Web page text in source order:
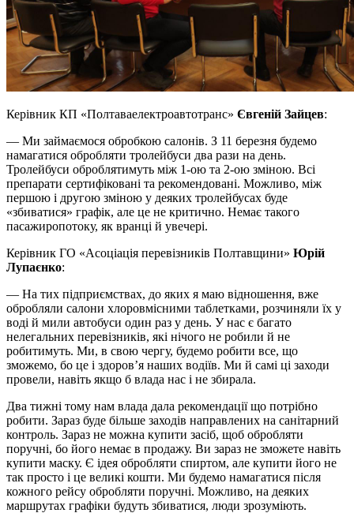
Керівник КП «Полтаваелектроавтотранс» Євгеній Зайцев:
— Ми займаємося обробкою салонів. З 11 березня будемо
намагатися обробляти тролейбуси два рази на день.
Тролейбуси оброблятимуть між 1-ою та 2-ою зміною. Всі
препарати сертифіковані та рекомендовані. Можливо, між
першою і другою зміною у деяких тролейбусах буде
«збиватися» графік, але це не критично. Немає такого
пасажиропотоку, як вранці й увечері.
Керівник ГО «Асоціація перевізників Полтавщини» Юрій
Лупаєнко:
— На тих підприємствах, до яких я маю відношення, вже
обробляли салони хлоровмісними таблетками, розчиняли їх у
воді й мили автобуси один раз у день. У нас є багато
нелегальних перевізників, які нічого не робили й не
робитимуть. Ми, в свою чергу, будемо робити все, що
зможемо, бо це і здоров’я наших водіїв. Ми й самі ці заходи
провели, навіть якщо б влада нас і не збирала.
Два тижні тому нам влада дала рекомендації що потрібно
робити. Зараз буде більше заходів направлених на санітарний
контроль. Зараз не можна купити засіб, щоб обробляти
поручні, бо його немає в продажу. Ви зараз не зможете навіть
купити маску. Є ідея обробляти спиртом, але купити його не
так просто і це великі кошти. Ми будемо намагатися після
кожного рейсу обробляти поручні. Можливо, на деяких
маршрутах графіки будуть збиватися, люди зрозуміють.